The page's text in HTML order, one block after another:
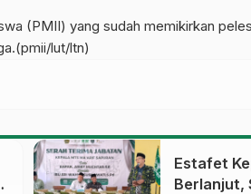
(PMII) yang sudah memikirkan
lut/ltn)
Estafet
Berlanjut,